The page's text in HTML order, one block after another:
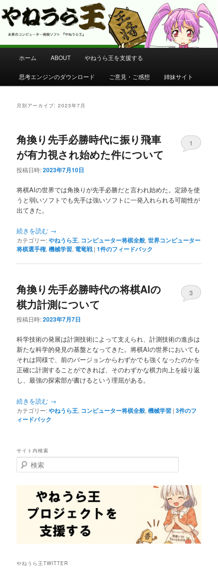
やねうら王 公式サイト
コンピューター将棋 やねうら王 公式サイト
メ
メ
イ
ン
テ
ツ
へ
移
サ
ブ
テ
ン
へ
移
動
ホーム ABOUT やねうら王を支援する
思考エンジンのダウンロード ご意見・ご感想 姉妹サイト
月別アーカイブ:2023年7月
角換り先手必勝時代に振り飛車
が有力視され始めた件について
投稿日時:2023年7月10日
1
将棋AIの世界では角換りが先手必勝だと言われ始めた。定跡を使
うと弱いソフトでも先手は強いソフトに一発入れられる可能性が
出てきた。
続きを読む →
カテゴリー:やねうら王, コンピューター将棋全般,世界コンピューター
将棋選手権,機械学習, 電竜戦 |1件のフィードバック
角換り先手必勝時代の将棋AIの
棋力計測について
投稿日時:2023年7月7日
3
科学技術の発展は計測技術によって支えられ、計測技術の進歩は
新たな科学的発見の基盤となってきた。将棋AIの世界においても
それは同様で、前のバージョンからわずかでも強くなったのかを
正確に計測することができれば、そのわずかな棋力向上を繰り返
し、最強の探索部が書けるという理屈がある。
続きを読む →
カテゴリー:やねうら王, コンピューター将棋全般,機械学習 |3件のフ
ィードバック
サイト内検索
検
索
やねうら王TWITTER